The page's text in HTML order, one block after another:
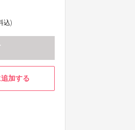
込)
加する